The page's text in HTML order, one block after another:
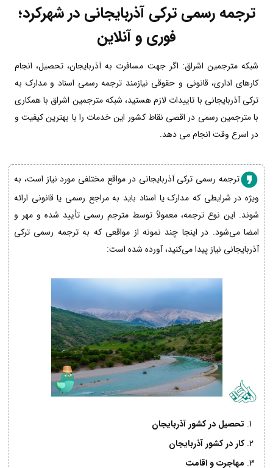
ترجمه رسمی ترکی آذربایجانی در شهرکرد؛
فوری و آنلاین
شبکه مترجمین اشراق: اگر جهت مسافرت به آذربایجان، تحصیل، انجام
کارهای اداری، قانونی و حقوقی نیازمند ترجمه رسمی اسناد و مدارک به
ترکی آذربایجانی با تاییدات لازم هستید، شبکه مترجمین اشراق با همکاری
با مترجمین رسمی در اقصی نقاط کشور این خدمات را با بهترین کیفیت و
در اسرع وقت انجام می دهد.
ترجمه رسمی ترکی آذربایجانی در مواقع مختلفی مورد نیاز است، به
ویژه در شرایطی که مدارک یا اسناد باید به مراجع رسمی یا قانونی ارائه
شوند. این نوع ترجمه، معمولاً توسط مترجم رسمی تأیید شده و مهر و
امضا می‌شود. در اینجا چند نمونه از مواقعی که به ترجمه رسمی ترکی
آذربایجانی نیاز پیدا می‌کنید، آورده شده است:
تحصیل در کشور آذربایجان
کار در کشور آذربایجان
مهاجرت و اقامت